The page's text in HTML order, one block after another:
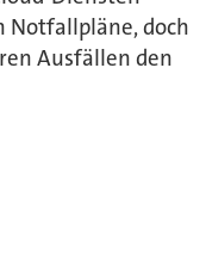
Notfallpläne, doch
Ausfällen den